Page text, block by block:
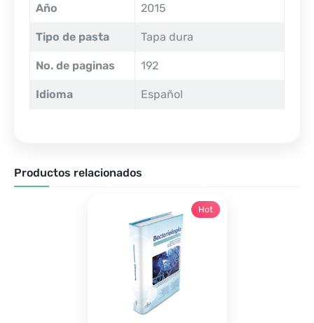
Año 2015
Tipo de pasta Tapa dura
No. de paginas 192
Idioma Español
Productos relacionados
Hot